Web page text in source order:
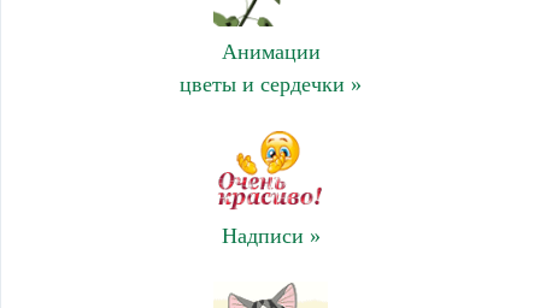
Анимации
цветы и сердечки »
Надписи »